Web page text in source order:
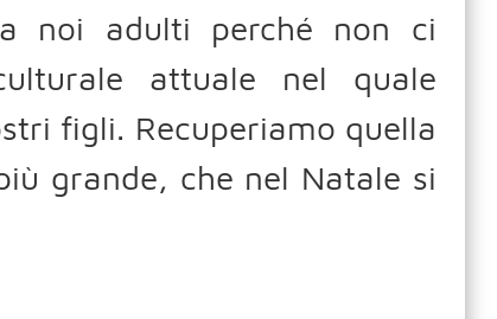
noi adulti perché non ci
attuale nel quale
figli. Recuperiamo quella
grande, che nel Natale si